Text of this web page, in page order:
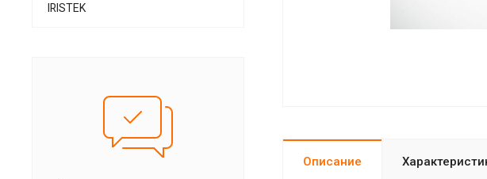
Описание
IRISTEK